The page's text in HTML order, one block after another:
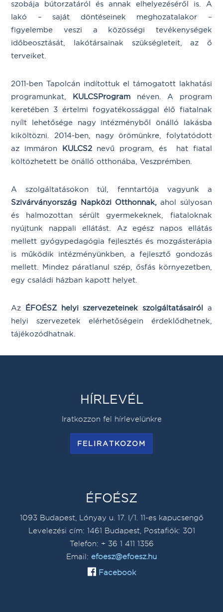
szobája bútorzatáról és annak elhelyezéséről is. A
lakó – saját döntéseinek meghozatalakor –
figyelembe veszi a közösségi tevékenységek
időbeosztását, lakótársainak szükségleteit, az ő
terveiket.
2011-ben Tapolcán indítottuk el támogatott lakhatási
programunkat, KULCSProgramnéven. A program
keretében 3 értelmi fogyatékossággal élő fiatalnak
nyílt lehetősége nagy intézményből önálló lakásba
kiköltözni. 2014-ben, nagy örömünkre, folytatódott
az immáron KULCS2nevű program, és hat fiatal
költözhetett be önálló otthonába, Veszprémben.
A szolgáltatásokon túl, fenntartója vagyunk a
Szivárványország Napközi Otthonnak, ahol súlyosan
és halmozottan sérült gyermekeknek, fiataloknak
nyújtunk nappali ellátást. Az egész napos ellátás
mellett gyógypedagógia fejlesztés és mozgásterápia
is működik intézményünkben, a fejlesztő gondozás
mellett. Mindez páratlanul szép, ősfás környezetben,
egy családi házban kapott helyet.
Az ÉFOÉSZ helyi szervezeteinek szolgáltatásairóla
helyi szervezetek elérhetőségein érdeklődhetnek,
tájékozódhatnak.
HÍRLEVÉL
Iratkozzon fel hírlevelünkre
FELIRATKOZOM
ÉFOÉSZ
1093 Budapest, Lónyay u. 17. I/1. 11-es kapucsengő
Levelezési cím: 1461 Budapest, Postafiók: 301
Telefon: + 36 1 411 1356
Email: efoesz@efoesz.hu
Facebook